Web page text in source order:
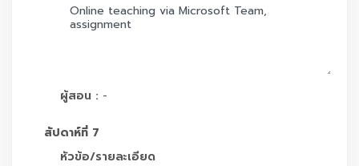
ผู้สอน : -
สัปดาห์ที่ 7
หัวข้อ/รายละเอียด